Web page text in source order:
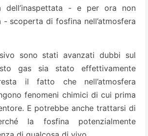
dell’inaspettata - e per ora non
- scoperta di fosfina nell’atmosfera
sono stati avanzati dubbi sul
gas sia stato effettivamente
il fatto che nell’atmosfera
fenomeni chimici di cui prima
E potrebbe anche trattarsi di
la fosfina potenzialmente